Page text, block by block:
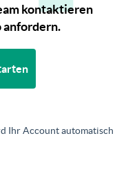
kontaktieren
anfordern.
Ihr Account automatisch